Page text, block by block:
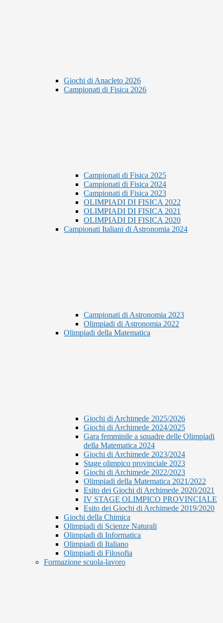
Giochi di Anacleto 2026
Campionati di Fisica 2026
Campionati di Fisica 2025
Campionati di Fisica 2024
Campionati di Fisica 2023
OLIMPIADI DI FISICA 2022
OLIMPIADI DI FISICA 2021
OLIMPIADI DI FISICA 2020
Campionati Italiani di Astronomia 2024
Campionati di Astronomia 2023
Olimpiadi di Astronomia 2022
Olimpiadi della Matematica
Giochi di Archimede 2025/2026
Giochi di Archimede 2024/2025
Gara femminile a squadre delle Olimpiadi
della Matematica 2024
Giochi di Archimede 2023/2024
Stage olimpico provinciale 2023
Giochi di Archimede 2022/2023
Olimpiadi della Matematica 2021/2022
Esito dei Giochi di Archimede 2020/2021
IV STAGE OLIMPICO PROVINCIALE
Esito dei Giochi di Archimede 2019/2020
Giochi della Chimica
Olimpiadi di Scienze Naturali
Olimpiadi di Informatica
Olimpiadi di Italiano
Olimpiadi di Filosofia
Formazione scuola-lavoro